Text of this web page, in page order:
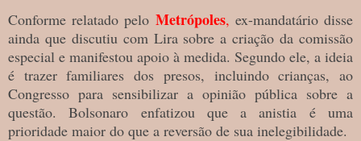
Conforme relatado pelo Metrópoles, ex-mandatário disse
ainda que discutiu com Lira sobre a criação da comissão
especial e manifestou apoio à medida. Segundo ele, a ideia
é trazer familiares dos presos, incluindo crianças, ao
Congresso para sensibilizar a opinião pública sobre a
questão. Bolsonaro enfatizou que a anistia é uma
prioridade maior do que a reversão de sua inelegibilidade.